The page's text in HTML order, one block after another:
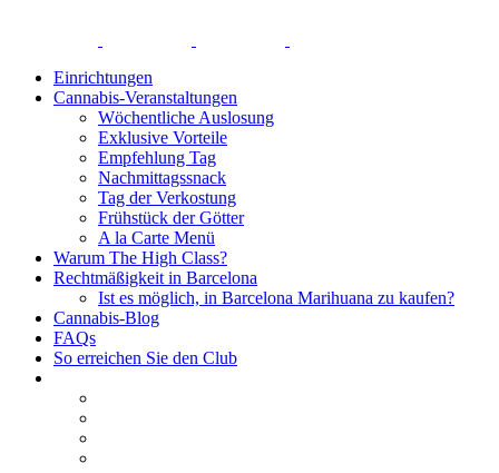
Einrichtungen
Cannabis-Veranstaltungen
Wöchentliche Auslosung
Exklusive Vorteile
Empfehlung Tag
Nachmittagssnack
Tag der Verkostung
Frühstück der Götter
A la Carte Menü
Warum The High Class?
Rechtmäßigkeit in Barcelona
Ist es möglich, in Barcelona Marihuana zu kaufen?
Cannabis-Blog
FAQs
So erreichen Sie den Club